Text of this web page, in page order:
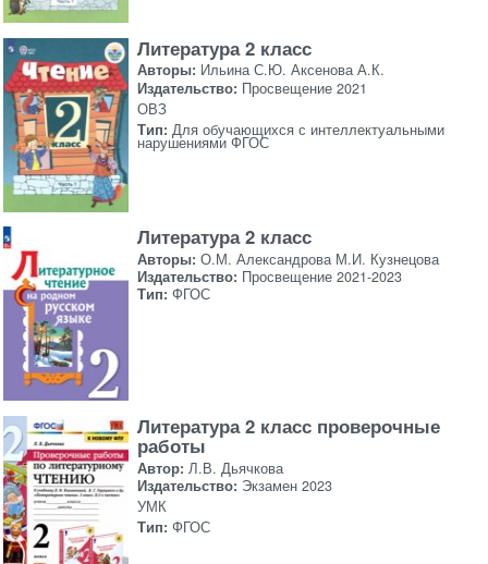
Литература 2 класс
Авторы: Ильина С.Ю. Аксенова А.К.
Издательство: Просвещение 2021
ОВЗ
Тип: Для обучающихся с интеллектуальными
нарушениями ФГОС
Литература 2 класс
Авторы: О.М. Александрова М.И. Кузнецова
Издательство: Просвещение 2021-2023
Тип: ФГОС
Литература 2 класс проверочные
работы
Автор: Л.В. Дьячкова
Издательство: Экзамен 2023
УМК
Тип: ФГОС